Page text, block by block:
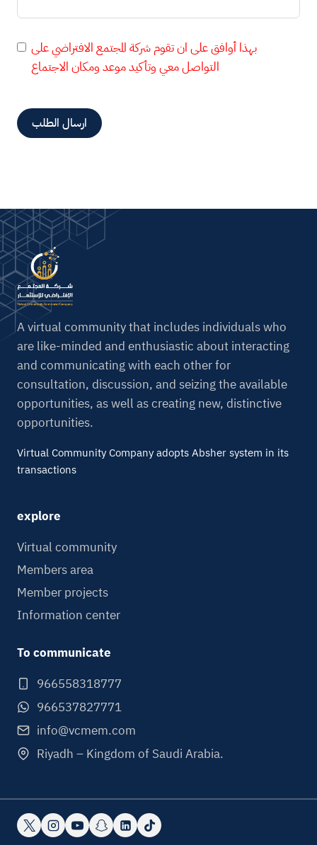
بهذا أوافق على ان تقوم شركة المجتمع الافتراضي على
التواصل معي وتأكيد موعد ومكان الاجتماع
ارسال الطلب
e
r
n
a
t
i
v
e
:
A virtual community that includes individuals who
are like-minded and enthusiastic about interacting
and communicating with each other for
consultation, discussion, and seizing the available
opportunities, as well as creating new, distinctive
opportunities.
Virtual Community Company adopts Absher system in its
transactions
explore
Virtual community
Members area
Member projects
Information center
To communicate
966558318777
966537827771
info@vcmem.com
Riyadh – Kingdom of Saudi Arabia.